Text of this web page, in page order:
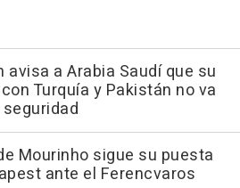
avisa a Arabia Saudí que su
Turquía y Pakistán no va
Mourinho sigue su puesta
ante el Ferencvaros